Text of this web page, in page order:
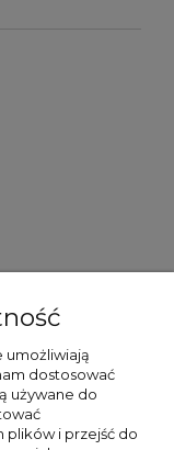
7151
umożliwiają
dostosować
używane do
plików i przejść do